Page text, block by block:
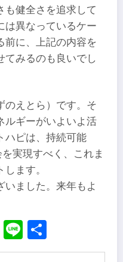
も健全さを追求して
は異なっているケー
前に、上記の内容を
てみるのも良いでし
のえとら）です。そ
ルギーがいよいよ活
ハピは、持続可能
実現すべく、これま
ます。
いました。来年もよ
Pinterest
Line